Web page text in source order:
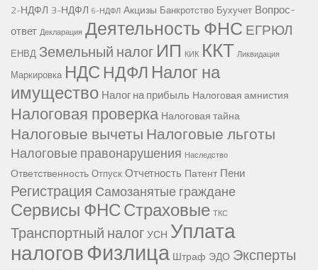
2-НДФЛ 3-НДФЛ 6-НДФЛ Акцизы Банкротство Бухучет Вопрос-
ответ Декларация Деятельность ФНС ЕГРЮЛ
ЕНВД Земельный налог ИП КИК ККТ Ликвидация
Маркировка НДС НДФЛ Налог на
имущество Налог на прибыль Налоговая амнистия
Налоговая проверка Налоговая тайна
Налоговые вычетыНалоговые льготы
Налоговые правонарушения Наследство
Ответственность Отпуск Отчетность Патент Пени
Регистрация Самозанятые граждане
Сервисы ФНССтраховые ТКС
Транспортный налогУСН Уплата
налоговФизлица Штраф ЭДО Эксперты